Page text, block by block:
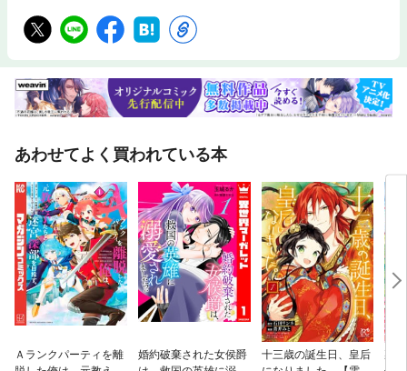
あわせてよく買われている本
Ａランクパーティを離
婚約破棄された女侯爵
十三歳の誕生日、皇后
裏